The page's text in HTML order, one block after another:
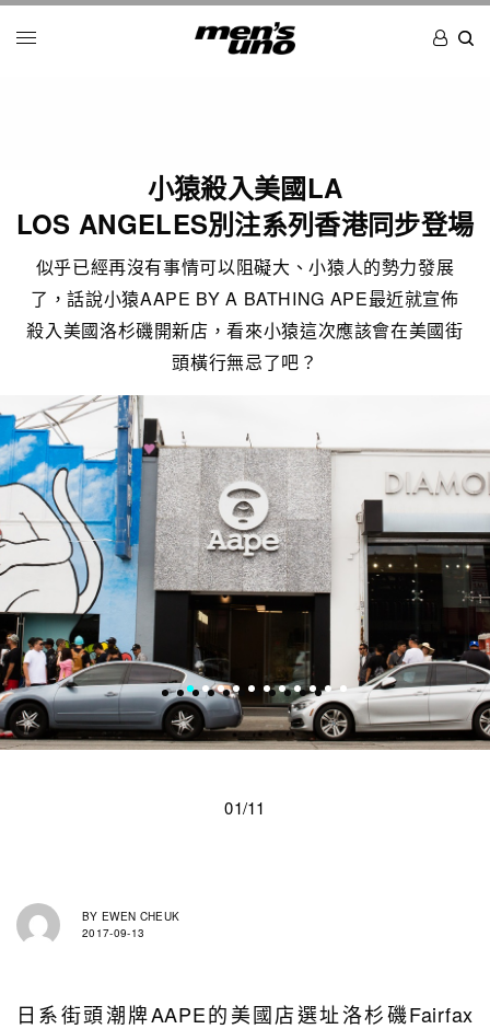
小猿殺入美國LA
LOS ANGELES別注系列香港同步登場
似乎已經再沒有事情可以阻礙大、小猿人的勢力發展
了，話說小猿AAPE BY A BATHING APE最近就宣佈
殺入美國洛杉磯開新店，看來小猿這次應該會在美國街
頭橫行無忌了吧？
01/11
BY EWEN CHEUK
2017-09-13
日系街頭潮牌AAPE的美國店選址洛杉磯Fairfax